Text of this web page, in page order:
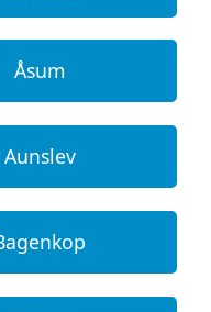
Åsum
Aunslev